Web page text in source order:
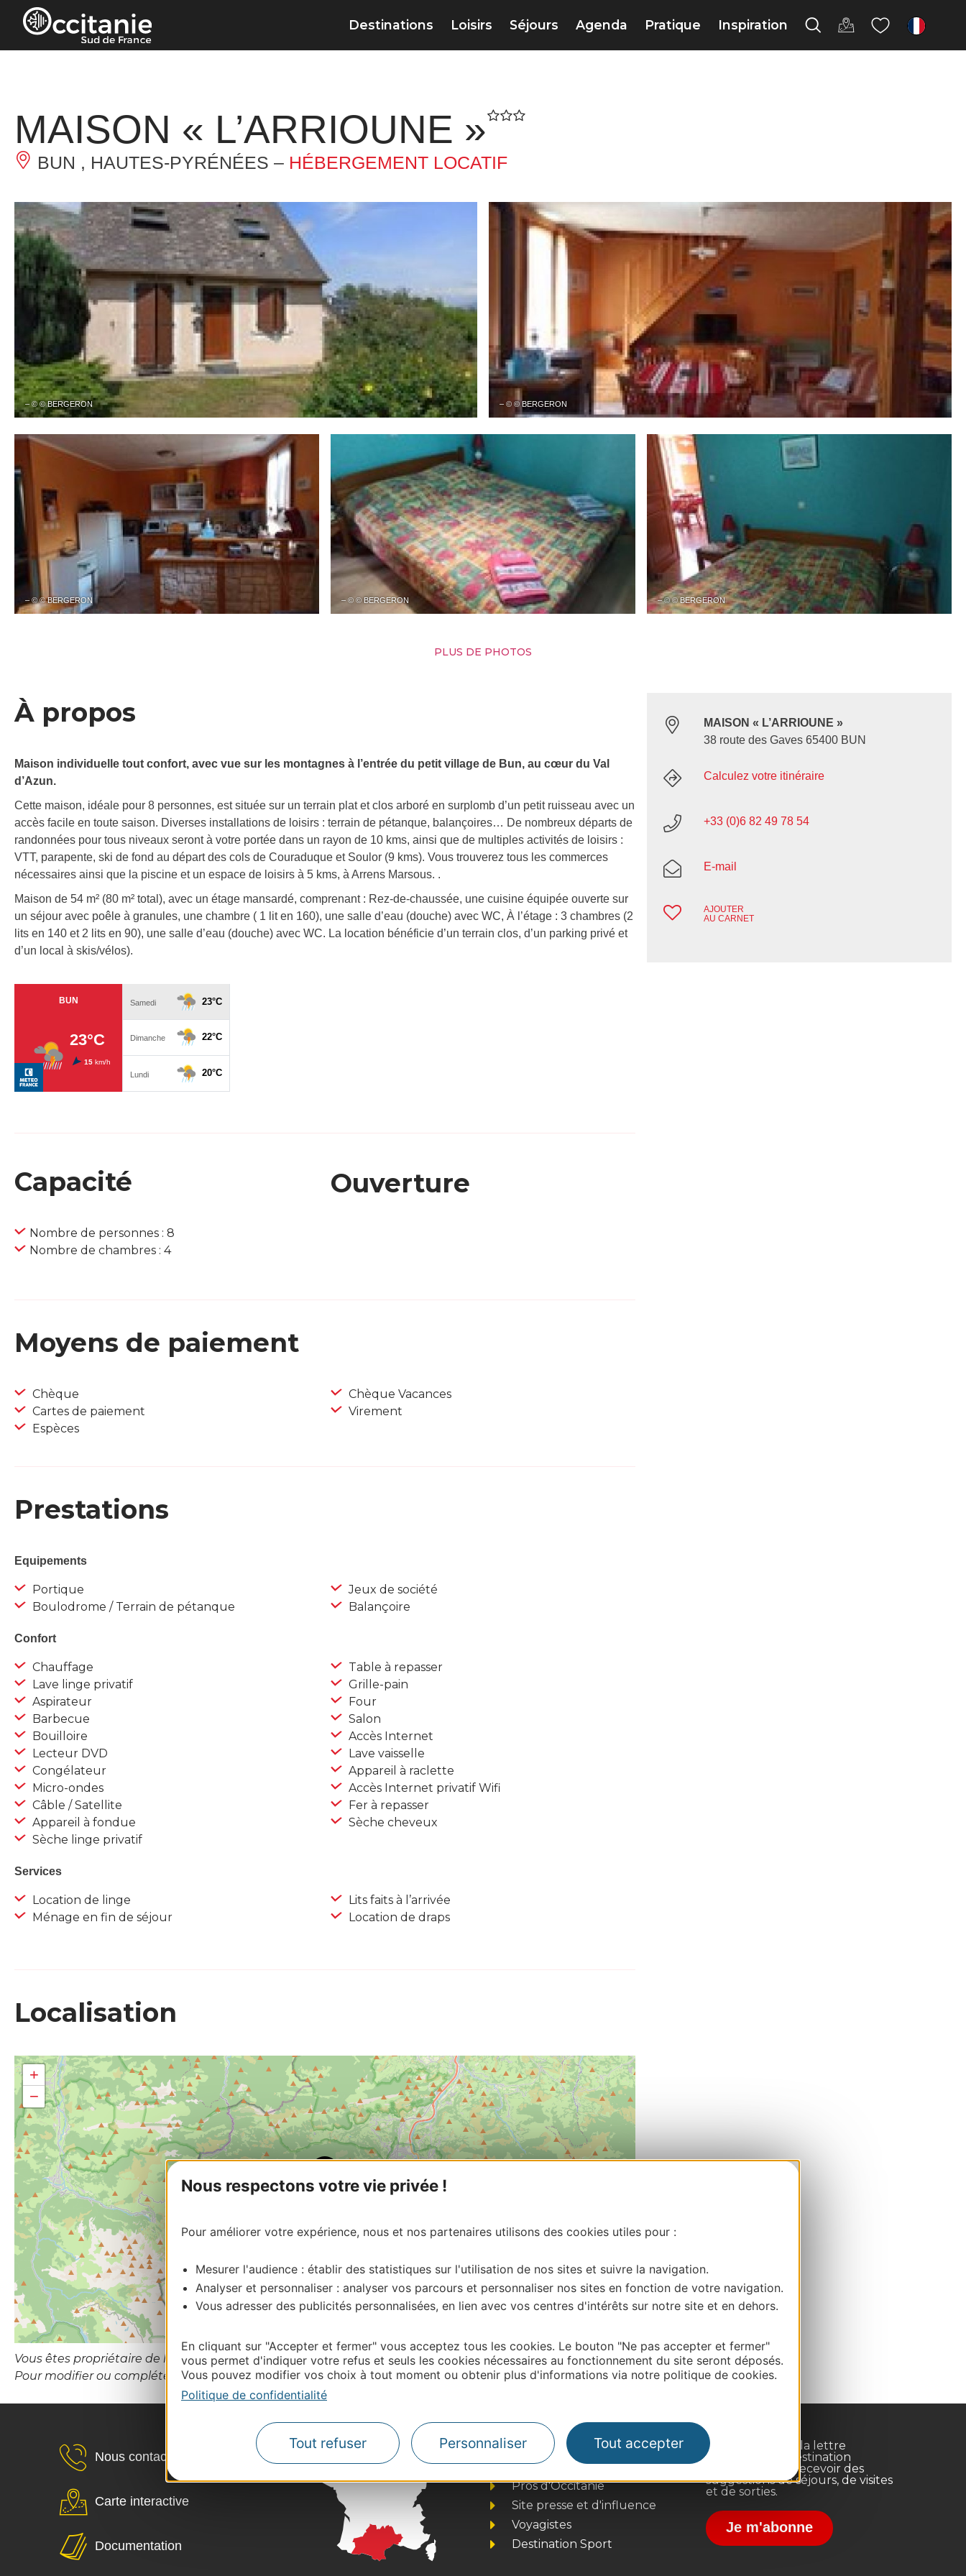
Panneau de gestion des cookies
Nous respectons votre vie privée !
Pour améliorer votre expérience, nous et nos partenaires utilisons des cookies utiles pour :
Mesurer l'audience : établir des statistiques sur l'utilisation de nos sites et suivre la navigation.
Analyser et personnaliser : analyser vos parcours et personnaliser nos sites en fonction de votre navigation.
Vous adresser des publicités personnalisées, en lien avec vos centres d'intérêts sur notre site et en dehors.
En cliquant sur "Accepter et fermer" vous acceptez tous les cookies. Le bouton "Ne pas accepter et fermer"
vous permet d'indiquer votre refus et seuls les cookies nécessaires au fonctionnement du site seront déposés.
Vous pouvez modifier vos choix à tout moment ou obtenir plus d'informations via notre politique de cookies.
Politique de confidentialité
Tout refuser Personnaliser Tout accepter
Destinations Loisirs Séjours Agenda Pratique Inspiration fr
MAISON « L’ARRIOUNE »
BUN , HAUTES-PYRÉNÉES – HÉBERGEMENT LOCATIF
– © © BERGERON – © © BERGERON
– © © BERGERON – © © BERGERON – © © BERGERON
PLUS DE PHOTOS
À propos
Maison individuelle tout confort, avec vue sur les montagnes à l’entrée du petit village de Bun, au cœur du Val
d’Azun.
Cette maison, idéale pour 8 personnes, est située sur un terrain plat et clos arboré en surplomb d’un petit ruisseau avec un
accès facile en toute saison. Diverses installations de loisirs : terrain de pétanque, balançoires… De nombreux départs de
randonnées pour tous niveaux seront à votre portée dans un rayon de 10 kms, ainsi que de multiples activités de loisirs :
VTT, parapente, ski de fond au départ des cols de Couraduque et Soulor (9 kms). Vous trouverez tous les commerces
nécessaires ainsi que la piscine et un espace de loisirs à 5 kms, à Arrens Marsous. .
Maison de 54 m² (80 m² total), avec un étage mansardé, comprenant : Rez-de-chaussée, une cuisine équipée ouverte sur
un séjour avec poêle à granules, une chambre ( 1 lit en 160), une salle d’eau (douche) avec WC, À l’étage : 3 chambres (2
lits en 140 et 2 lits en 90), une salle d’eau (douche) avec WC. La location bénéficie d’un terrain clos, d’un parking privé et
d’un local à skis/vélos).
Capacité
Nombre de personnes : 8
Nombre de chambres : 4
Ouverture
Moyens de paiement
Chèque
Cartes de paiement
Espèces
Chèque Vacances
Virement
Prestations
Equipements
Portique
Boulodrome / Terrain de pétanque
Jeux de société
Balançoire
Confort
Chauffage
Lave linge privatif
Aspirateur
Barbecue
Bouilloire
Lecteur DVD
Congélateur
Micro-ondes
Câble / Satellite
Appareil à fondue
Sèche linge privatif
Table à repasser
Grille-pain
Four
Salon
Accès Internet
Lave vaisselle
Appareil à raclette
Accès Internet privatif Wifi
Fer à repasser
Sèche cheveux
Services
Location de linge
Ménage en fin de séjour
Lits faits à l’arrivée
Location de draps
Localisation
+
−
Vous êtes propriétaire de l’établissement ou le gestionnaire de cette activité?
Pour modifier ou compléter cette fiche, merci de contacter Hautes Pyrénées Tourisme Environnement
MAISON « L’ARRIOUNE »
38 route des Gaves 65400 BUN
Calculez votre itinéraire
+33 (0)6 82 49 78 54
E-mail
AJOUTER
AU CARNET
Nous contacter
Carte interactive
Documentation
Thermalisme
Business/Mice
Pros d'Occitanie
Site presse et d'influence
Voyagistes
Destination Sport
Inscrivez-vous à la lettre
d'information Destination
Occitanie pour recevoir des
suggestions de séjours, de visites
et de sorties.
Je m'abonne